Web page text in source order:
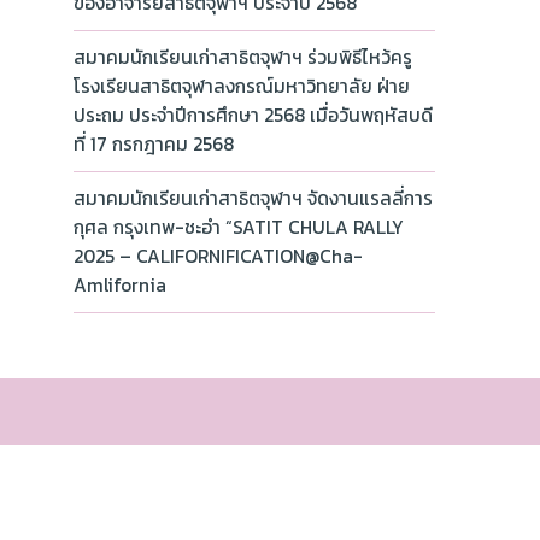
สมาคมนักเรียนเก่าสาธิตจุฬาฯ ร่วมพิธีไหว้ครู
โรงเรียนสาธิตจุฬาลงกรณ์มหาวิทยาลัย ฝ่าย
ประถม ประจำปีการศึกษา 2568 เมื่อวันพฤหัสบดี
ที่ 17 กรกฎาคม 2568
สมาคมนักเรียนเก่าสาธิตจุฬาฯ จัดงานแรลลี่การ
กุศล กรุงเทพ-ชะอำ “SATIT CHULA RALLY
2025 – CALIFORNIFICATION@Cha-
Amlifornia